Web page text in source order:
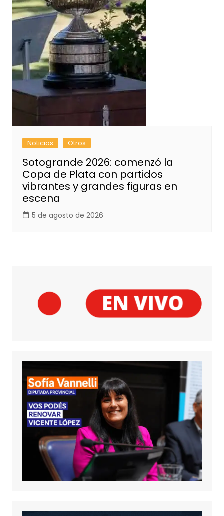
Noticias Otros
Sotogrande 2026: comenzó la
Copa de Plata con partidos
vibrantes y grandes figuras en
escena
5 de agosto de 2026